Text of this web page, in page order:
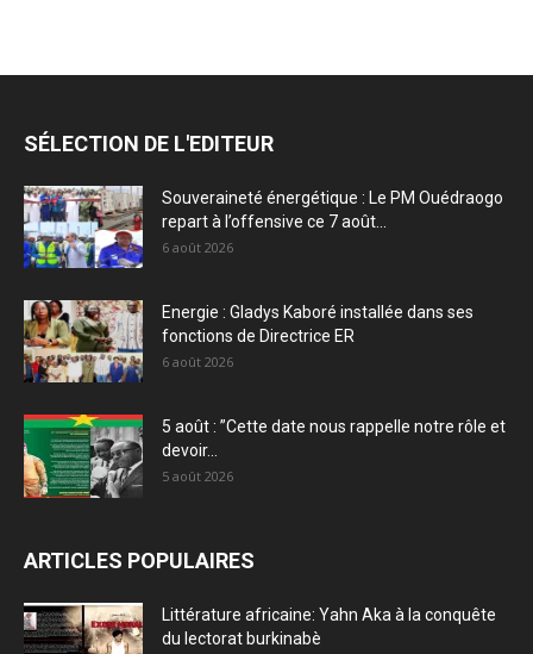
SÉLECTION DE L'EDITEUR
Souveraineté énergétique : Le PM Ouédraogo
repart à l’offensive ce 7 août...
6 août 2026
Energie : Gladys Kaboré installée dans ses
fonctions de Directrice ER
6 août 2026
5 août : ”Cette date nous rappelle notre rôle et
devoir...
5 août 2026
ARTICLES POPULAIRES
Littérature africaine: Yahn Aka à la conquête
du lectorat burkinabè